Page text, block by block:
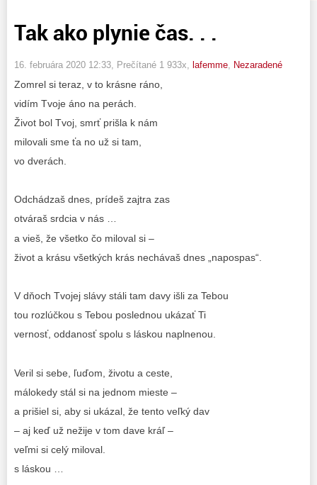
Tak ako plynie čas. . .
16. februára 2020 12:33 , Prečítané 1 933x, lafemme Nezaradené
Zomrel si teraz, v to krásne ráno,
vidím Tvoje áno na perách.
Život bol Tvoj, smrť prišla k nám
milovali sme ťa no už si tam,
vo dverách.
Odchádzaš dnes, prídeš zajtra zas
otváraš srdcia v nás …
a vieš, že všetko čo miloval si –
život a krásu všetkých krás nechávaš dnes „napospas“.
V dňoch Tvojej slávy stáli tam davy išli za Tebou
tou rozlúčkou s Tebou poslednou ukázať Ti
vernosť, oddanosť spolu s láskou naplnenou.
Veril si sebe, ľuďom, životu a ceste,
málokedy stál si na jednom mieste –
a prišiel si, aby si ukázal, že tento veľký dav
– aj keď už nežije v tom dave kráľ –
veľmi si celý miloval.
s láskou …